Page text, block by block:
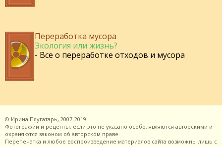
Переработка мусора
Экология или жизнь?
- Все о переработке отходов и мусора
© Ирина Плугатарь, 2007-2019.
Фотографии и рецепты, если это не указано особо, являются авторскими и
охраняются законом об авторском праве.
Перепечатка и любое воспроизведение материалов сайта возможны лишь с